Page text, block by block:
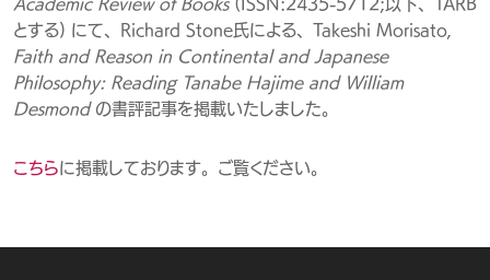
Academic Review of Books(ISSN：2435-5712；以下、TARB
とする) にて、Richard Stone氏による、Takeshi Morisato,
Faith and Reason in Continental and Japanese
Philosophy: Reading Tanabe Hajime and William
Desmondの書評記事を掲載いたしました。
こちらに掲載しております。ご覧ください。